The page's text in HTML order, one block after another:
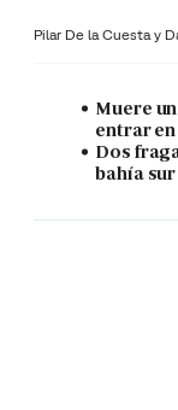
Pilar De la Cuesta y
Muere
entrar
Dos
bahía